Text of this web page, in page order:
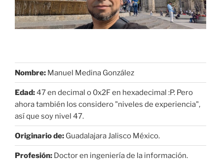
Nombre: Manuel Medina González
Edad:47 en decimal o 0x2F en hexadecimal :P. Pero
ahora también los considero "niveles de experiencia",
así que soy nivel 47.
Originario de: Guadalajara Jalisco México.
Profesión: Doctor en ingeniería de la información.